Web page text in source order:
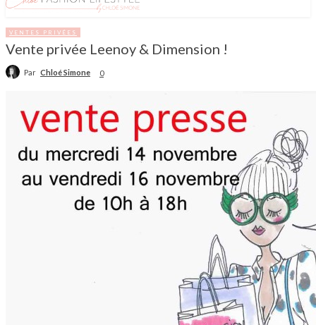
VENTES PRIVÉES
Vente privée Leenoy & Dimension !
Par Chloé Simone 0